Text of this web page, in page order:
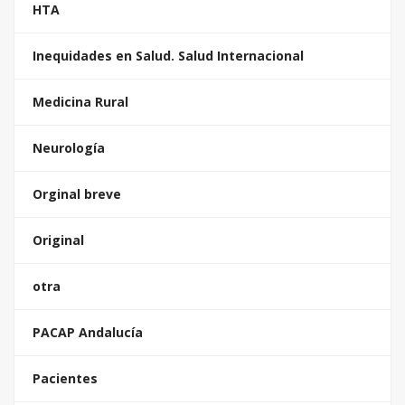
HTA
Inequidades en Salud. Salud Internacional
Medicina Rural
Neurología
Orginal breve
Original
otra
PACAP Andalucía
Pacientes